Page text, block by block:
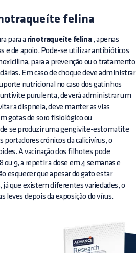
felina
para a rinotraqueíte felina, apenas
e de apoio. Pode-se utilizar antibióticos
para a prevenção ou o tratamento
Em caso de choque deve administrar
nutricional no caso dos gatinhos
purulenta, deverá administrar um
a dispneia, deve manter as vias
gotas de soro fisiológico ou
se produzir uma gengivite-estomatite
portadores crónicos da calicivírus, o
A vacinação dos filhotes pode
ou 9, a repetir a dose em 4 semanas e
esquecer que apesar do gato estar
já que existem diferentes variedades, o
leves depois da exposição do vírus.